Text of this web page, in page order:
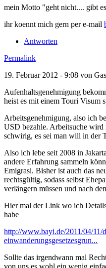
mein Motto "geht nicht.... gibt
ihr koennt mich gern per e-mail
Antworten
Permalink
19. Februar 2012 - 9:08 von
Aufenhaltsgenehmigung
heist es mit einem Touri Visum
Arbeitsgenehmigung, also ich
USD bezahle. Arbeitsuche
schwirig, es sei man will in der
Also ich lebe seit 2008 in
andere Erfahrung sammeln
Emigrasi. Bisher ist auch das
rechtsgültig, sodass selbst
verlängern müssen und nach
Hier mal der Link wo ich
habe
http://www.bayi.de/2011/04/11/
einwanderungsgesetzesgrun...
Sollte das irgendwann mal